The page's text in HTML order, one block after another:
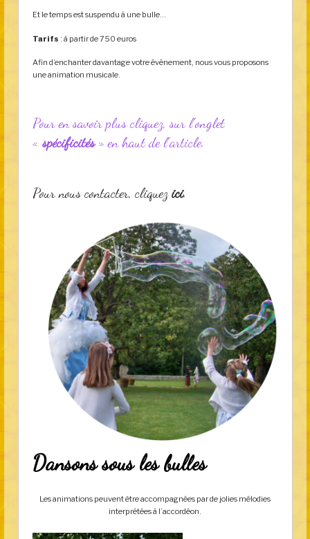
Et le temps est suspendu à une bulle…
Tarifs : à partir de 750 euros
Afin d’enchanter davantage votre événement, nous vous proposons
une animation musicale.
Pour en savoir plus cliquez, sur l’onglet
« spécificités» en haut de l’article.
Pour nous contacter, cliquezici.
Dansons sous les bulles
Les animations peuvent être accompagnées par de jolies mélodies
interprétées à l’accordéon.